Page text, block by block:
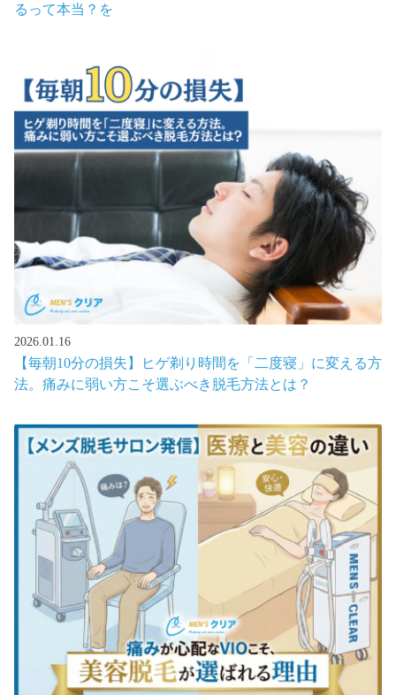
るって本当？を
2026.01.16
【毎朝10分の損失】ヒゲ剃り時間を「二度寝」に変える方
法。痛みに弱い方こそ選ぶべき脱毛方法とは？